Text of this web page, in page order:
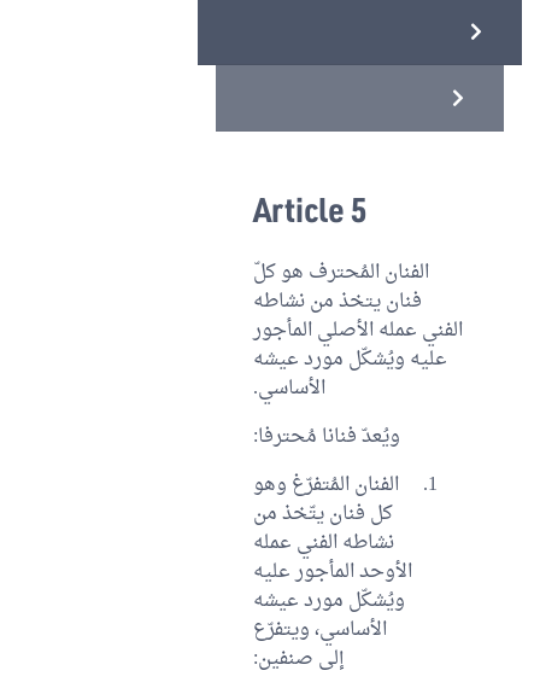
Article 5
الفنان المُحترف هو كلّ
فنان يتخذ من نشاطه
الفني عمله الأصلي المأجور
عليه ويُشكّل مورد عيشه
الأساسي.
ويُعدّ فنانا مُحترفا:
الفنان المُتفرّغ وهو
كل فنان يتّخذ من
نشاطه الفني عمله
الأوحد المأجور عليه
ويُشكّل مورد عيشه
الأساسي، ويتفرّع
إلى صنفين: